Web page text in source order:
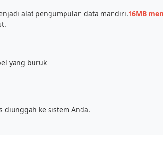
alat pengumpulan data mandiri.16MB
yang buruk
diunggah ke sistem Anda.